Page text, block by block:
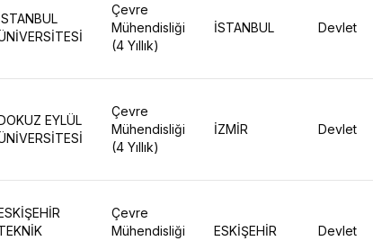
Çevre
Mühendisliği
(4 Yıllık)
İSTANBUL Devlet
EYLÜL
Çevre
Mühendisliği
(4 Yıllık)
İZMİR Devlet
Çevre
Mühendisliği
ESKİŞEHİR Devlet